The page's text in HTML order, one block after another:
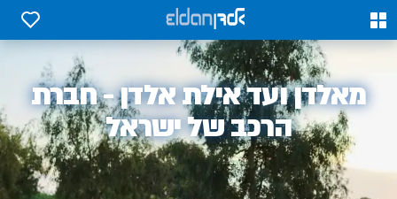
0
0
אלדן
מאלדן ועד אילת אלדן - חברת
הרכב של ישראל